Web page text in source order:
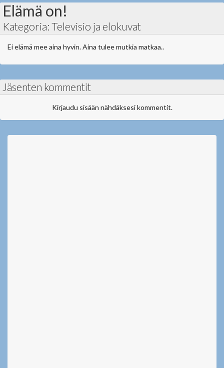
Elämä on!
Kategoria: Televisio ja elokuvat
Ei elämä mee aina hyvin. Aina tulee mutkia matkaa..
Jäsenten kommentit
Kirjaudu sisään nähdäksesi kommentit.